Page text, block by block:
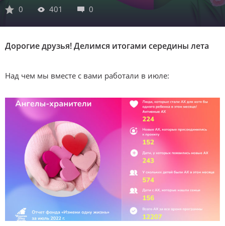
0 401 0
Дорогие друзья! Делимся итогами середины лета
Над чем мы вместе с вами работали в июле: